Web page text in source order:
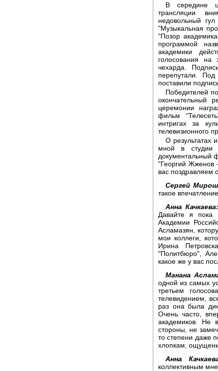
В середине
трансляции
недовольный
"Музыкальная
"Позор
программой
академики
голосования на
чехарда.
перепутали.
поставили
Победителей
окончательный
церемонии
фильм
интригах за
телевизионного
О результатах
мной в студии
документальный
"Георгий Жженов
вас поздравляем
Сергей
такое
Анна
Давайте я пока
Академии
Асламазян,
мои коллеги,
Ирина
"Политбюро",
какое же у вас
Манана
одной из самых
третьем
телевидением,
раз она была
Очень часто,
академиков. Не
стороны, не
то степени даже
хлопкам,
Анна
коллективным